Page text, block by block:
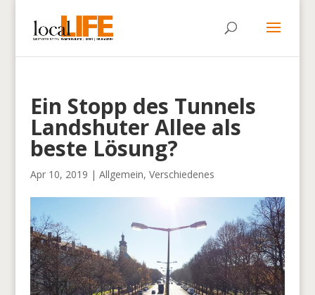
Ein Stopp des Tunnels
Landshuter Allee als
beste Lösung?
Apr 10, 2019 | Allgemein, Verschiedenes